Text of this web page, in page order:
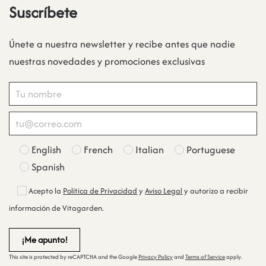
Suscríbete
Únete a nuestra newsletter y recibe antes que nadie
nuestras novedades y promociones exclusivas
English French Italian
Portuguese
Spanish
Acepto la Política de Privacidad yAviso Legal y autorizo a recibir
información de Vitagarden.
This site is protected by reCAPTCHA and the Google Privacy Policyand Terms of Serviceapply.